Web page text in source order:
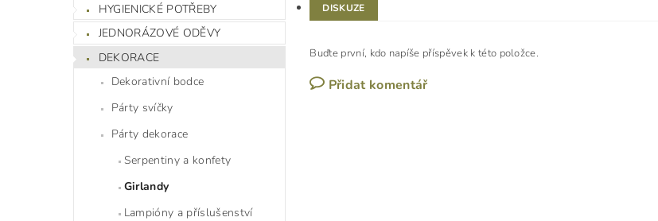
HYGIENICKÉ POTŘEBY
JEDNORÁZOVÉ ODĚVY
DEKORACE
Dekorativní bodce
Párty svíčky
Párty dekorace
Serpentiny a konfety
Girlandy
Lampióny a příslušenství
DISKUZE
Buďte první, kdo napíše příspěvek k této položce.
Přidat komentář